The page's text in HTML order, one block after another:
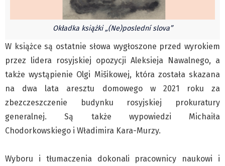
Placówki dyplomatyczne w CZ
English Voice
Kultura
Recenzje
Pop Art
Wydarzenia
Nasze biblioteki
Publicystyka
Pre-teksty i kon-teksty Łęckiego
Okładka książki „(Ne)poslední slova”
W książce są ostatnie słowa wygłoszone przed wyrokiem
przez lidera rosyjskiej opozycji Aleksieja Nawalnego, a
także wystąpienie Olgi Mišikowej, która została skazana
na dwa lata aresztu domowego w 2021 roku za
zbezczeszczenie budynku rosyjskiej prokuratury
generalnej. Są także wypowiedzi Michaiła
Chodorkowskiego i Władimira Kara-Murzy.
Wyboru i tłumaczenia dokonali pracownicy naukowi i